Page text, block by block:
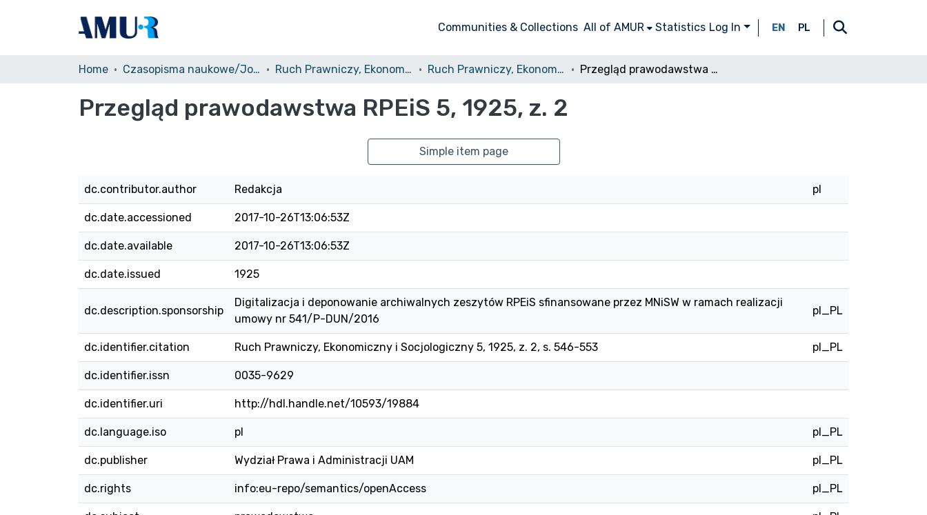
Communities & Collections All of AMUR Statistics Log In EN PL
Home Czasopisma naukowe/Journals Ruch Prawniczy, Ekonomiczny i Socjologiczny Ruch Prawniczy, Ekonomiczny i Socjologiczny, 1925, nr 2 Przegląd prawodawstwa RPEiS 5, 1925, z. 2
Przegląd prawodawstwa RPEiS 5, 1925, z. 2
Simple item page
dc.contributor.author Redakcja pl
dc.date.accessioned 2017-10-26T13:06:53Z
dc.date.available 2017-10-26T13:06:53Z
dc.date.issued 1925
dc.description.sponsorship
Digitalizacja i deponowanie archiwalnych zeszytów RPEiS sfinansowane przez MNiSW w ramach realizacji
umowy nr 541/P-DUN/2016
pl_PL
dc.identifier.citation Ruch Prawniczy, Ekonomiczny i Socjologiczny 5, 1925, z. 2, s. 546-553 pl_PL
dc.identifier.issn 0035-9629
dc.identifier.uri http://hdl.handle.net/10593/19884
dc.language.iso pl pl_PL
dc.publisher Wydział Prawa i Administracji UAM pl_PL
dc.rights info:eu-repo/semantics/openAccess pl_PL